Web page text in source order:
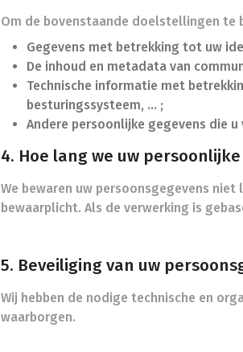
Om de bovenstaande doelstellingen te
Gegevens met betrekking tot uw
De inhoud en metadata van
Technische informatie met
besturingssysteem, … ;
Andere persoonlijke gegevens die
4. Hoe lang we uw
We bewaren uw persoonsgegevens
bewaarplicht. Als de verwerking is
5. Beveiliging van uw
Wij hebben de nodige technische en
waarborgen.